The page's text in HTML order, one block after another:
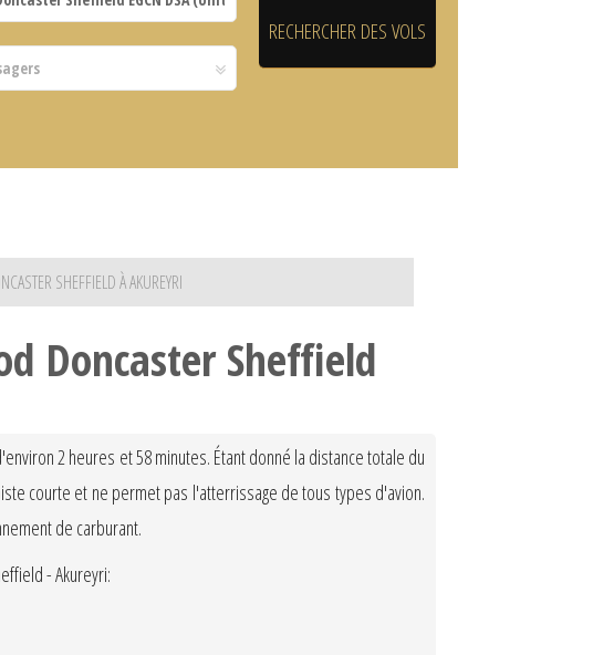
SHEFFIELD À AKUREYRI
Doncaster Sheffield
2 heures et 58 minutes. Étant donné la distance totale du
courte et ne permet pas l'atterrissage de tous types d'avion.
de carburant.
- Akureyri: